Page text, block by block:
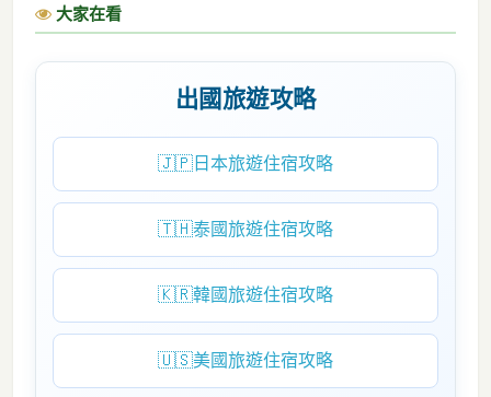
大家在看
出國旅遊攻略
🇯🇵 日本旅遊住宿攻略
🇹🇭泰國旅遊住宿攻略
🇰🇷韓國旅遊住宿攻略
🇺🇸美國旅遊住宿攻略